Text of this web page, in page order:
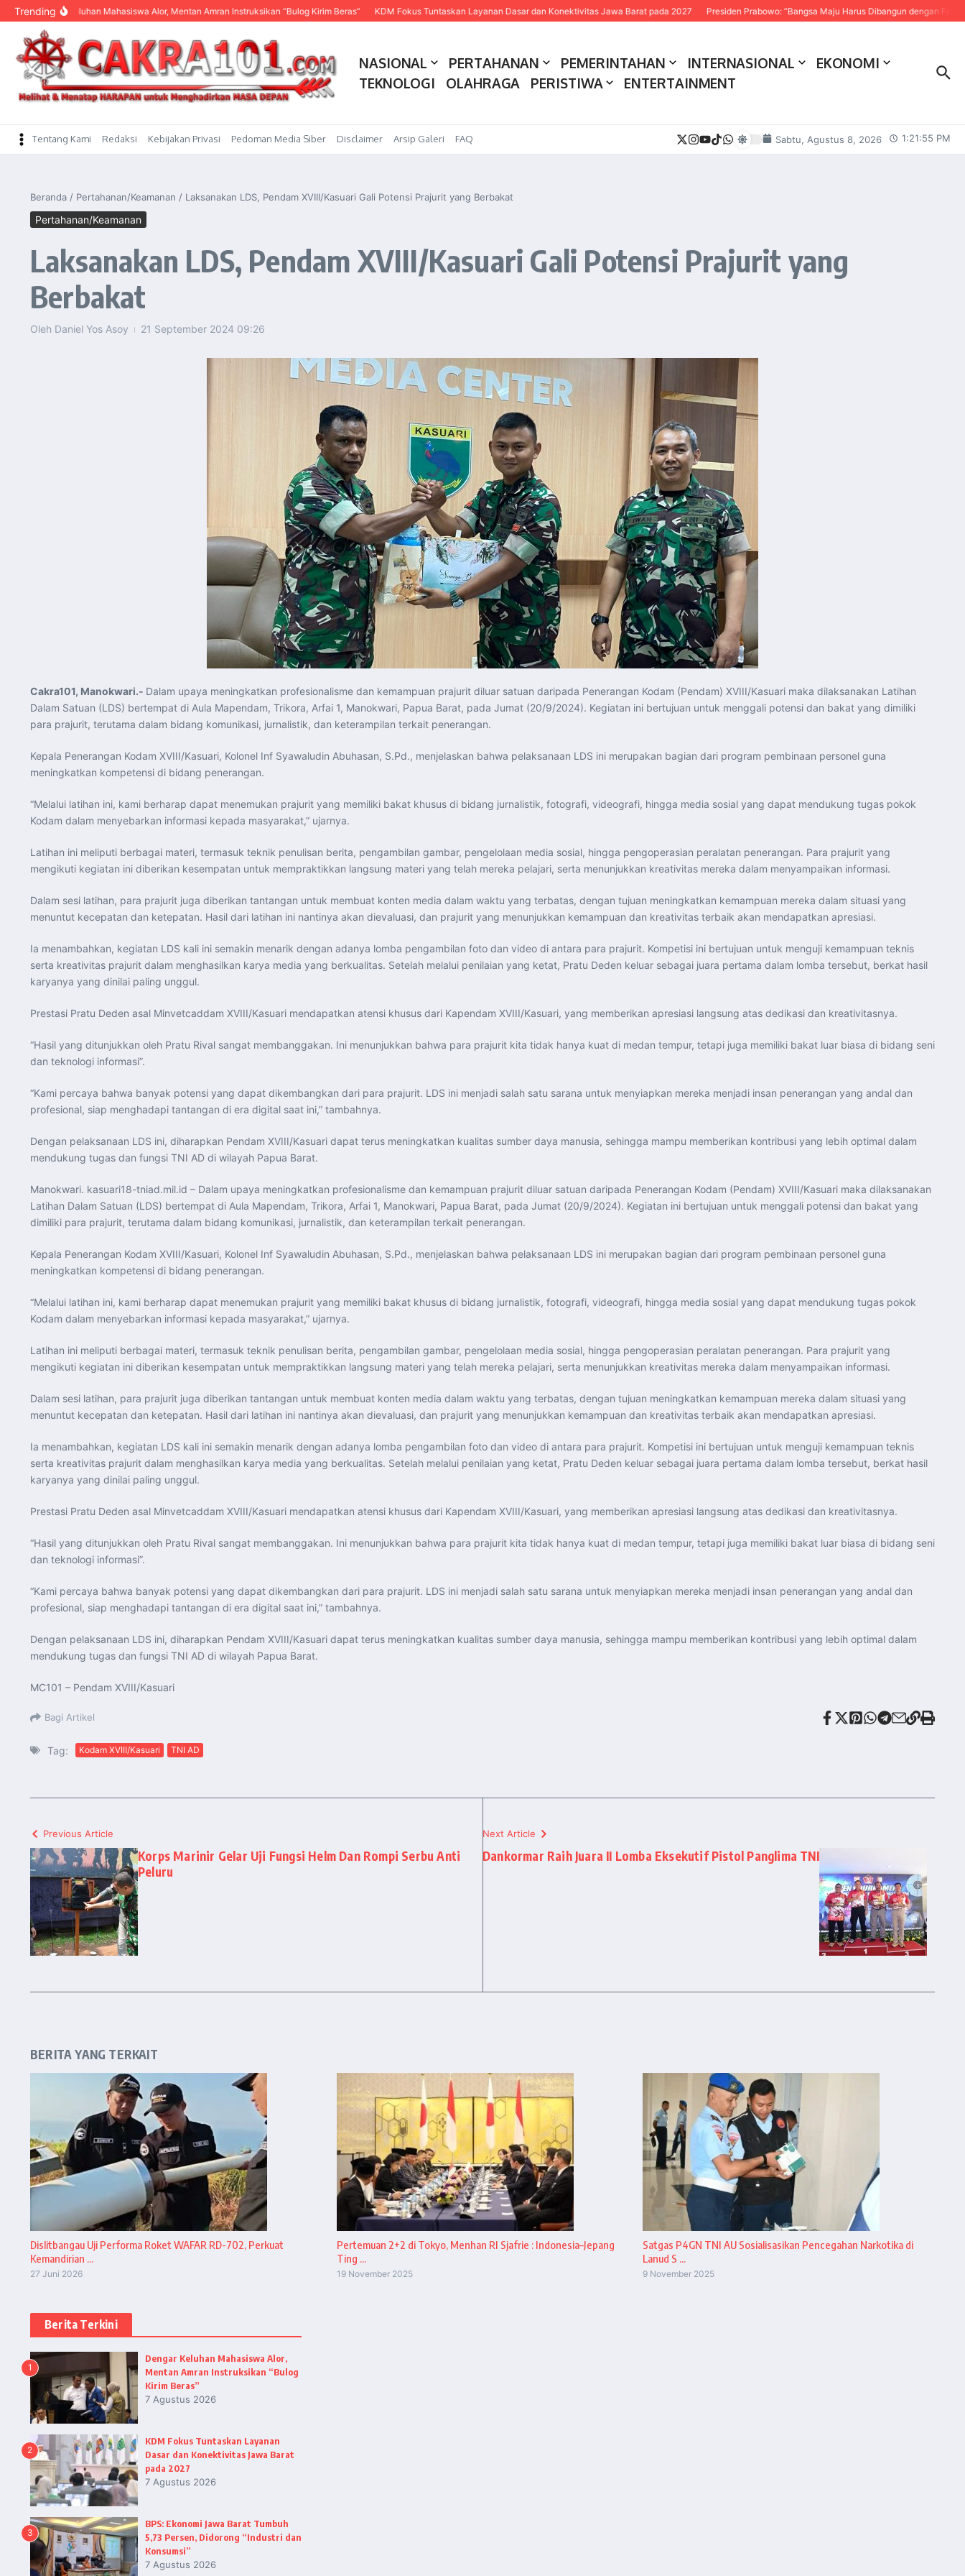
content
Trending
Keluhan Mahasiswa Alor, Mentan Amran Instruksikan “Bulog Kirim Beras” KDM Fokus Tuntaskan Layanan Dasar dan Konektivitas Jawa Barat pada 2027 Presiden Prabowo: “Bangsa Maju Harus Dibangun dengan Fakta dan
NASIONAL PERTAHANAN PEMERINTAHAN INTERNASIONAL
EKONOMI
TEKNOLOGI
OLAHRAGA PERISTIWA ENTERTAINMENT
Tentang Kami Redaksi Kebijakan Privasi Pedoman Media Siber Disclaimer Arsip Galeri FAQ Sabtu, Agustus 8, 2026 1:21:56 PM
Beranda / Pertahanan/Keamanan / Laksanakan LDS, Pendam XVIII/Kasuari Gali Potensi Prajurit yang Berbakat
Pertahanan/Keamanan
Laksanakan LDS, Pendam XVIII/Kasuari Gali Potensi Prajurit yang
Berbakat
Oleh Daniel Yos Asoy 21 September 2024 09:26
Cakra101, Manokwari.- Dalam upaya meningkatkan profesionalisme dan kemampuan prajurit diluar satuan daripada Penerangan Kodam (Pendam) XVIII/Kasuari maka dilaksanakan Latihan
Dalam Satuan (LDS) bertempat di Aula Mapendam, Trikora, Arfai 1, Manokwari, Papua Barat, pada Jumat (20/9/2024). Kegiatan ini bertujuan untuk menggali potensi dan bakat yang dimiliki
para prajurit, terutama dalam bidang komunikasi, jurnalistik, dan keterampilan terkait penerangan.
Kepala Penerangan Kodam XVIII/Kasuari, Kolonel Inf Syawaludin Abuhasan, S.Pd., menjelaskan bahwa pelaksanaan LDS ini merupakan bagian dari program pembinaan personel guna
meningkatkan kompetensi di bidang penerangan.
“Melalui latihan ini, kami berharap dapat menemukan prajurit yang memiliki bakat khusus di bidang jurnalistik, fotografi, videografi, hingga media sosial yang dapat mendukung tugas pokok
Kodam dalam menyebarkan informasi kepada masyarakat,” ujarnya.
Latihan ini meliputi berbagai materi, termasuk teknik penulisan berita, pengambilan gambar, pengelolaan media sosial, hingga pengoperasian peralatan penerangan. Para prajurit yang
mengikuti kegiatan ini diberikan kesempatan untuk mempraktikkan langsung materi yang telah mereka pelajari, serta menunjukkan kreativitas mereka dalam menyampaikan informasi.
Dalam sesi latihan, para prajurit juga diberikan tantangan untuk membuat konten media dalam waktu yang terbatas, dengan tujuan meningkatkan kemampuan mereka dalam situasi yang
menuntut kecepatan dan ketepatan. Hasil dari latihan ini nantinya akan dievaluasi, dan prajurit yang menunjukkan kemampuan dan kreativitas terbaik akan mendapatkan apresiasi.
Ia menambahkan, kegiatan LDS kali ini semakin menarik dengan adanya lomba pengambilan foto dan video di antara para prajurit. Kompetisi ini bertujuan untuk menguji kemampuan teknis
serta kreativitas prajurit dalam menghasilkan karya media yang berkualitas. Setelah melalui penilaian yang ketat, Pratu Deden keluar sebagai juara pertama dalam lomba tersebut, berkat hasil
karyanya yang dinilai paling unggul.
Prestasi Pratu Deden asal Minvetcaddam XVIII/Kasuari mendapatkan atensi khusus dari Kapendam XVIII/Kasuari, yang memberikan apresiasi langsung atas dedikasi dan kreativitasnya.
“Hasil yang ditunjukkan oleh Pratu Rival sangat membanggakan. Ini menunjukkan bahwa para prajurit kita tidak hanya kuat di medan tempur, tetapi juga memiliki bakat luar biasa di bidang seni
dan teknologi informasi”.
“Kami percaya bahwa banyak potensi yang dapat dikembangkan dari para prajurit. LDS ini menjadi salah satu sarana untuk menyiapkan mereka menjadi insan penerangan yang andal dan
profesional, siap menghadapi tantangan di era digital saat ini,” tambahnya.
Dengan pelaksanaan LDS ini, diharapkan Pendam XVIII/Kasuari dapat terus meningkatkan kualitas sumber daya manusia, sehingga mampu memberikan kontribusi yang lebih optimal dalam
mendukung tugas dan fungsi TNI AD di wilayah Papua Barat.
Manokwari. kasuari18-tniad.mil.id – Dalam upaya meningkatkan profesionalisme dan kemampuan prajurit diluar satuan daripada Penerangan Kodam (Pendam) XVIII/Kasuari maka dilaksanakan
Latihan Dalam Satuan (LDS) bertempat di Aula Mapendam, Trikora, Arfai 1, Manokwari, Papua Barat, pada Jumat (20/9/2024). Kegiatan ini bertujuan untuk menggali potensi dan bakat yang
dimiliki para prajurit, terutama dalam bidang komunikasi, jurnalistik, dan keterampilan terkait penerangan.
Kepala Penerangan Kodam XVIII/Kasuari, Kolonel Inf Syawaludin Abuhasan, S.Pd., menjelaskan bahwa pelaksanaan LDS ini merupakan bagian dari program pembinaan personel guna
meningkatkan kompetensi di bidang penerangan.
“Melalui latihan ini, kami berharap dapat menemukan prajurit yang memiliki bakat khusus di bidang jurnalistik, fotografi, videografi, hingga media sosial yang dapat mendukung tugas pokok
Kodam dalam menyebarkan informasi kepada masyarakat,” ujarnya.
Latihan ini meliputi berbagai materi, termasuk teknik penulisan berita, pengambilan gambar, pengelolaan media sosial, hingga pengoperasian peralatan penerangan. Para prajurit yang
mengikuti kegiatan ini diberikan kesempatan untuk mempraktikkan langsung materi yang telah mereka pelajari, serta menunjukkan kreativitas mereka dalam menyampaikan informasi.
Dalam sesi latihan, para prajurit juga diberikan tantangan untuk membuat konten media dalam waktu yang terbatas, dengan tujuan meningkatkan kemampuan mereka dalam situasi yang
menuntut kecepatan dan ketepatan. Hasil dari latihan ini nantinya akan dievaluasi, dan prajurit yang menunjukkan kemampuan dan kreativitas terbaik akan mendapatkan apresiasi.
Ia menambahkan, kegiatan LDS kali ini semakin menarik dengan adanya lomba pengambilan foto dan video di antara para prajurit. Kompetisi ini bertujuan untuk menguji kemampuan teknis
serta kreativitas prajurit dalam menghasilkan karya media yang berkualitas. Setelah melalui penilaian yang ketat, Pratu Deden keluar sebagai juara pertama dalam lomba tersebut, berkat hasil
karyanya yang dinilai paling unggul.
Prestasi Pratu Deden asal Minvetcaddam XVIII/Kasuari mendapatkan atensi khusus dari Kapendam XVIII/Kasuari, yang memberikan apresiasi langsung atas dedikasi dan kreativitasnya.
“Hasil yang ditunjukkan oleh Pratu Rival sangat membanggakan. Ini menunjukkan bahwa para prajurit kita tidak hanya kuat di medan tempur, tetapi juga memiliki bakat luar biasa di bidang seni
dan teknologi informasi”.
“Kami percaya bahwa banyak potensi yang dapat dikembangkan dari para prajurit. LDS ini menjadi salah satu sarana untuk menyiapkan mereka menjadi insan penerangan yang andal dan
profesional, siap menghadapi tantangan di era digital saat ini,” tambahnya.
Dengan pelaksanaan LDS ini, diharapkan Pendam XVIII/Kasuari dapat terus meningkatkan kualitas sumber daya manusia, sehingga mampu memberikan kontribusi yang lebih optimal dalam
mendukung tugas dan fungsi TNI AD di wilayah Papua Barat.
MC101 – Pendam XVIII/Kasuari
Bagi Artikel
Tag: Kodam XVIII/Kasuari TNI AD
Previous Article
Korps Marinir Gelar Uji Fungsi Helm Dan Rompi Serbu Anti
Peluru
Next Article
Dankormar Raih Juara II Lomba Eksekutif Pistol Panglima TNI
BERITA YANG TERKAIT
Dislitbangau Uji Performa Roket WAFAR RD-702, Perkuat
Kemandirian ...
27 Juni 2026
Pertemuan 2+2 di Tokyo, Menhan RI Sjafrie : Indonesia–Jepang
Ting ...
19 November 2025
Satgas P4GN TNI AU Sosialisasikan Pencegahan Narkotika di
Lanud S ...
9 November 2025
Berita Terkini
1
Dengar Keluhan Mahasiswa Alor,
Mentan Amran Instruksikan “Bulog
Kirim Beras”
7 Agustus 2026
2
KDM Fokus Tuntaskan Layanan
Dasar dan Konektivitas Jawa Barat
pada 2027
7 Agustus 2026
3
BPS: Ekonomi Jawa Barat Tumbuh
5,73 Persen, Didorong “Industri dan
Konsumsi”
7 Agustus 2026